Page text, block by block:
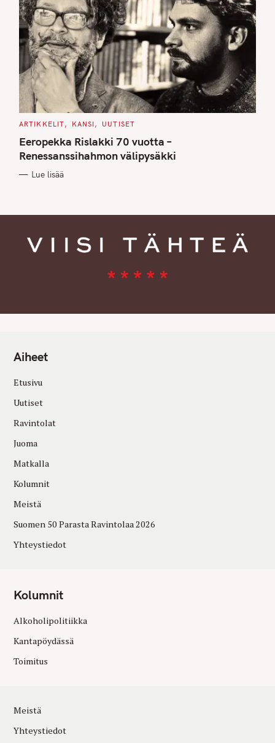
C
T
E
G
O
I
ARTIKKELIT KANSI UUTISET
Eeropekka Rislakki 70 vuotta –
Renessanssihahmon välipysäkki
Lue lisää
Aiheet
Etusivu
Uutiset
Ravintolat
Juoma
Matkalla
Kolumnit
Meistä
Suomen 50 Parasta Ravintolaa 2026
Yhteystiedot
Kolumnit
Alkoholipolitiikka
Kantapöydässä
Toimitus
Meistä
Yhteystiedot